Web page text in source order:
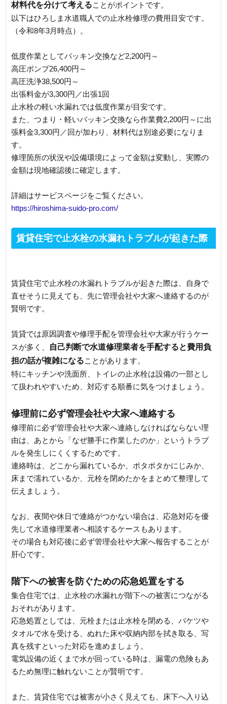
材料代を分けて考えることがポイントです。
以下はひろしま水道職人での止水栓修理の費用目安です。
（令和8年3月時点）。
低度作業としてパッキン交換など2,200円～
高圧ポンプ26,400円～
高圧洗浄38,500円～
出張料金が3,300円／出張1回
止水栓の軽い水漏れでは低度作業が目安です。
また、つまり・軽いパッキン交換なら作業費2,200円～に出
張料金3,300円／回が加わり、材料代は別途必要になりま
す。
修理箇所の状況や設備環境によって金額は変動し、実際の
金額は現地確認後に確定します。
詳細はサービスページをご覧ください。
https://hiroshima-suido-pro.com/
賃貸住宅で止水栓の水漏れトラブルが起きた際
賃貸住宅で止水栓の水漏れトラブルが起きた際は、自身で
直せそうに見えても、先に管理会社や大家へ連絡するのが
賢明です。
賃貸では原因調査や修理手配を管理会社や大家が行うケー
スが多く、
自己判断で水道修理業者を手配すると費用負
担の話が複雑になることがあります。
特にキッチンや洗面所、トイレの止水栓は設備の一部とし
て扱われやすいため、対応する順番に気をつけましょう。
修理前に必ず管理会社や大家へ連絡する
修理前に必ず管理会社や大家へ連絡しなければならない理
由は、あとから「なぜ勝手に作業したのか」というトラブ
ルを発生しにくくするためです。
連絡時は、どこから漏れているか、ポタポタかにじみか、
床まで濡れているか、元栓を閉めたかをまとめて整理して
伝えましょう。
なお、夜間や休日で連絡がつかない場合は、応急対応を優
先して水道修理業者へ相談するケースもあります。
その場合も対応後に必ず管理会社や大家へ報告することが
肝心です。
階下への被害を防ぐための応急処置をする
集合住宅では、止水栓の水漏れが階下への被害につながる
おそれがあります。
応急処置としては、元栓または止水栓を閉める、バケツや
タオルで水を受ける、ぬれた床や収納内部を拭き取る、写
真を残すといった対応を進めましょう。
電気設備の近くまで水が回っている時は、漏電の危険もあ
るため無理に触れないことが賢明です。
また、賃貸住宅では被害が小さく見えても、床下へ入り込